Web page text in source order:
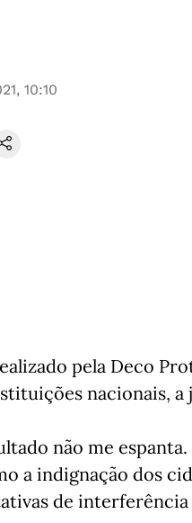
10:10
pela Deco
nacionais,
não me
a indignação dos
de